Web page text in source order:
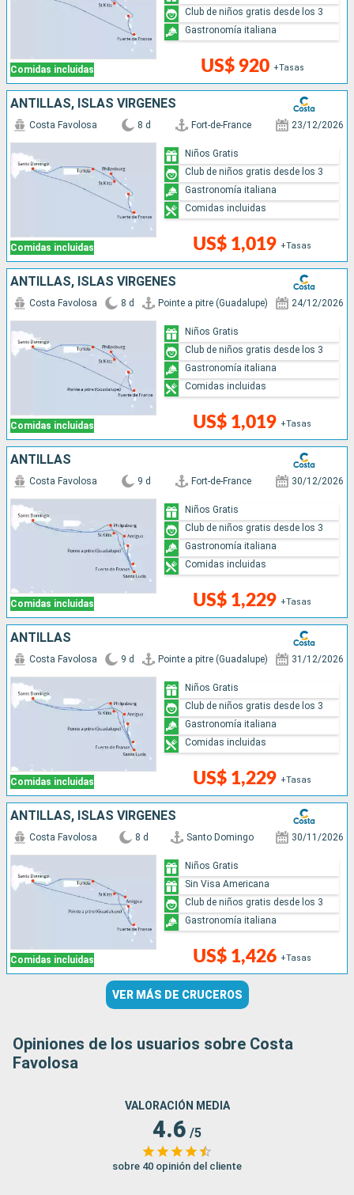
Comidas incluidas US$ 920 +Tasas
Club de niños gratis desde los 3
Gastronomía italiana
ANTILLAS, ISLAS VÍRGENES
Comidas incluidas
Costa Favolosa 8 d Fort-de-France 23/12/2026
US$ 1,019 +Tasas
Niños Gratis
Club de niños gratis desde los 3
Gastronomía italiana
Comidas incluidas
ANTILLAS, ISLAS VÍRGENES
Comidas incluidas
Costa Favolosa 8 d Pointe a pitre (Guadalupe) 24/12/2026
US$ 1,019 +Tasas
Niños Gratis
Club de niños gratis desde los 3
Gastronomía italiana
Comidas incluidas
ANTILLAS
Comidas incluidas
Costa Favolosa 9 d Fort-de-France 30/12/2026
US$ 1,229 +Tasas
Niños Gratis
Club de niños gratis desde los 3
Gastronomía italiana
Comidas incluidas
ANTILLAS
Comidas incluidas
Costa Favolosa 9 d Pointe a pitre (Guadalupe) 31/12/2026
US$ 1,229 +Tasas
Niños Gratis
Club de niños gratis desde los 3
Gastronomía italiana
Comidas incluidas
ANTILLAS, ISLAS VÍRGENES
Comidas incluidas
Costa Favolosa 8 d Santo Domingo 30/11/2026
US$ 1,426 +Tasas
Niños Gratis
Sin Visa Americana
Club de niños gratis desde los 3
Gastronomía italiana
VER MÁS DE CRUCEROS
Opiniones de los usuarios sobre Costa
Favolosa
VALORACIÓN MEDIA
4.6 /5
sobre 40 opinión del cliente